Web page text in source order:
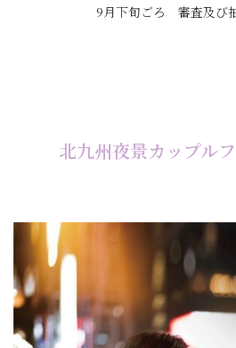
9月下旬ごろ 審査及び
北九州夜景カップル